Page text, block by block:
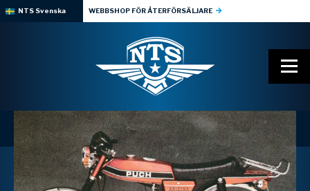
NTS Svenska WEBBSHOP FÖR ÅTERFÖRSÄLJARE